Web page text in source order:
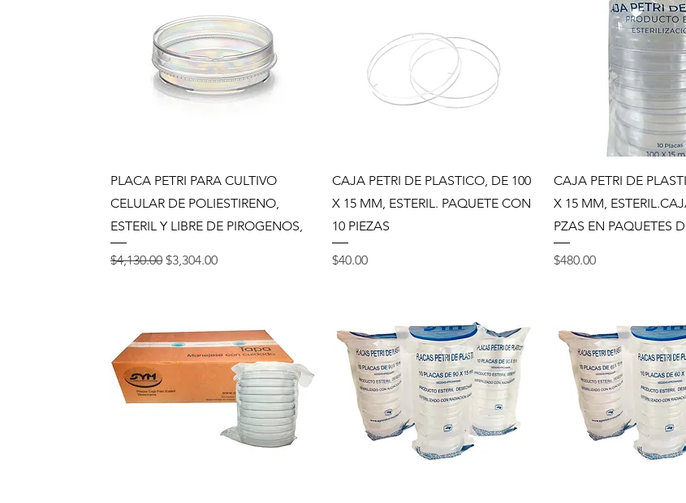
Vista rápida
PLACA PETRI PARA CULTIVO
CELULAR DE POLIESTIRENO,
ESTERIL Y LIBRE DE PIROGENOS,
Precio
$4,130.00 Precio de oferta
$3,304.00
Vista rápida
CAJA PETRI DE PLASTICO, DE 100
X 15 MM, ESTERIL. PAQUETE CON
10 PIEZAS
Precio
$40.00
Vista rápida
CAJA PETRI DE
X 15 MM,
PZAS EN PAQUETES
Precio
$480.00